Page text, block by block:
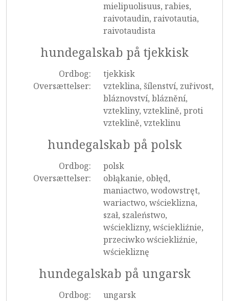
mielipuolisuus, rabies,
raivotaudin, raivotautia,
raivotaudista
hundegalskab på tjekkisk
Ordbog:
tjekkisk
Oversættelser:
vzteklina, šílenství, zuřivost,
bláznovství, bláznění,
vztekliny, vzteklině, proti
vzteklině, vzteklinu
hundegalskab på polsk
Ordbog:
polsk
Oversættelser:
obłąkanie, obłęd,
maniactwo, wodowstręt,
wariactwo, wścieklizna,
szał, szaleństwo,
wścieklizny, wściekliźnie,
przeciwko wściekliźnie,
wściekliznę
hundegalskab på ungarsk
Ordbog:
ungarsk